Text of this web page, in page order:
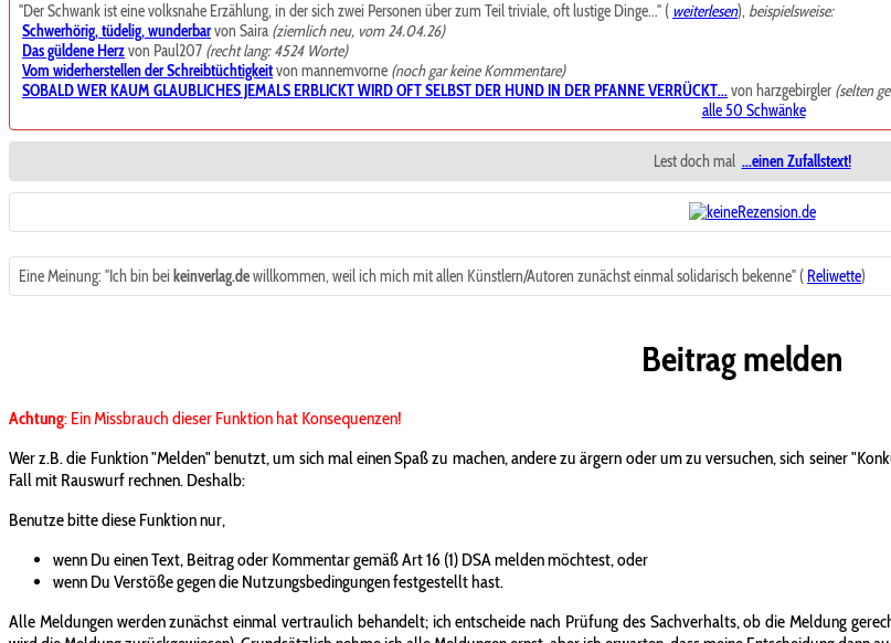
"Der Schwank ist eine volksnahe Erzählung, in der sich zwei Personen über zum Teil triviale, oft lustige Dinge..." ( weiterlesen),beispielsweise:
Schwerhörig, tüdelig, wunderbarvon Saira (ziemlich neu, vom 24.04.26)
Das güldene Herzvon Paul207 (recht lang: 4524 Worte)
Vom widerherstellen der Schreibtüchtigkeitvon mannemvorne (noch gar keine Kommentare)
SOBALD WER KAUM GLAUBLICHES JEMALS ERBLICKT WIRD OFT SELBST DER HUND IN DER PFANNE VERRÜCKT...von harzgebirgler (selten
alle 50 Schwänke
Lest doch mal ...einen Zufallstext!
Eine Meinung: "Ich bin bei keinverlag.dewillkommen, weil ich mich mit allen Künstlern/Autoren zunächst einmal solidarisch bekenne" ( Reliwette)
Beitrag melden
Achtung: Ein Missbrauch dieser Funktion hat Konsequenzen!
Wer z.B. die Funktion "Melden" benutzt, um sich mal einen Spaß zu machen, andere zu ärgern oder um zu versuchen, sich seiner
Fall mit Rauswurf rechnen. Deshalb:
Benutze bitte diese Funktion nur,
wenn Du einen Text, Beitrag oder Kommentar gemäß Art 16 (1) DSA melden möchtest, oder
wenn Du Verstöße gegen die Nutzungsbedingungen festgestellt hast.
Alle Meldungen werden zunächst einmal vertraulich behandelt; ich entscheide nach Prüfung des Sachverhalts, ob die Meldung